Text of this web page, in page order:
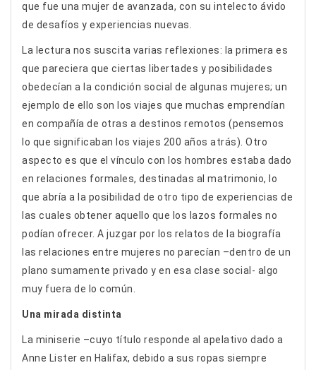
que fue una mujer de avanzada, con su intelecto ávido
de desafíos y experiencias nuevas.
La lectura nos suscita varias reflexiones: la primera es
que pareciera que ciertas libertades y posibilidades
obedecían a la condición social de algunas mujeres; un
ejemplo de ello son los viajes que muchas emprendían
en compañía de otras a destinos remotos (pensemos
lo que significaban los viajes 200 años atrás). Otro
aspecto es que el vínculo con los hombres estaba dado
en relaciones formales, destinadas al matrimonio, lo
que abría a la posibilidad de otro tipo de experiencias de
las cuales obtener aquello que los lazos formales no
podían ofrecer. A juzgar por los relatos de la biografía
las relaciones entre mujeres no parecían –dentro de un
plano sumamente privado y en esa clase social- algo
muy fuera de lo común.
Una mirada distinta
La miniserie –cuyo título responde al apelativo dado a
Anne Lister en Halifax, debido a sus ropas siempre